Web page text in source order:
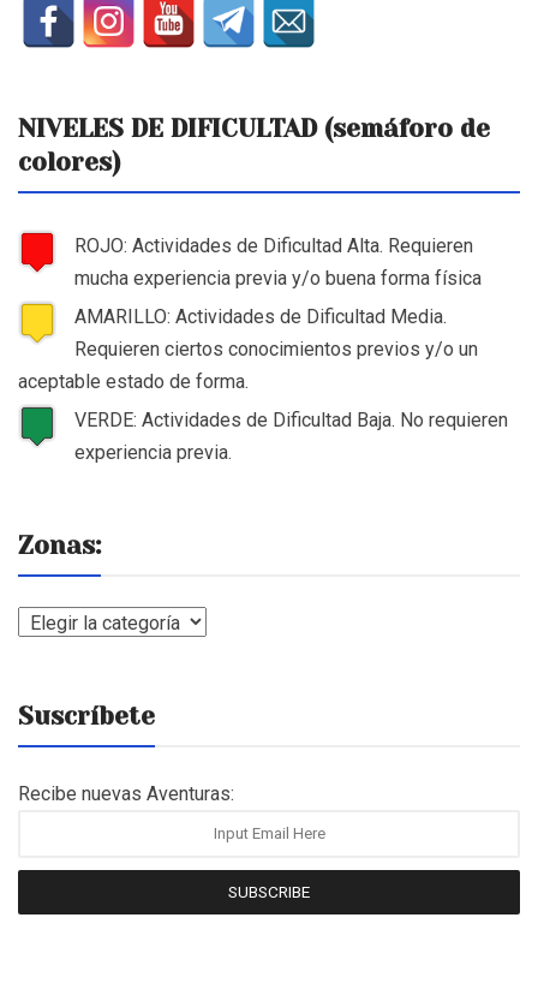
NIVELES DE DIFICULTAD (semáforo de
colores)
ROJO: Actividades de Dificultad Alta. Requieren
mucha experiencia previa y/o buena forma física
AMARILLO: Actividades de Dificultad Media.
Requieren ciertos conocimientos previos y/o un
aceptable estado de forma.
VERDE: Actividades de Dificultad Baja. No requieren
experiencia previa.
Zonas:
Zonas:
Suscríbete
Recibe nuevas Aventuras:
SUBSCRIBE